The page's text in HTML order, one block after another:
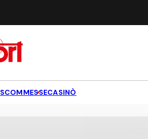
SCOMMESSECASINÒ